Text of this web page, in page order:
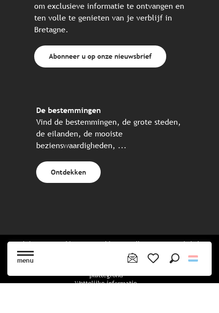
menu
om exclusieve informatie te ontvangen en
ten volle te genieten van je verblijf in
Bretagne.
Abonneer u op onze nieuwsbrief
De bestemmingen
Vind de bestemmingen, de grote steden,
de eilanden, de mooiste
bezienswaardigheden, ...
Ontdekken
Website gecreëerd in samenwerking met alle Bretonse toeristische
plattegrond
Wettelijke informatie